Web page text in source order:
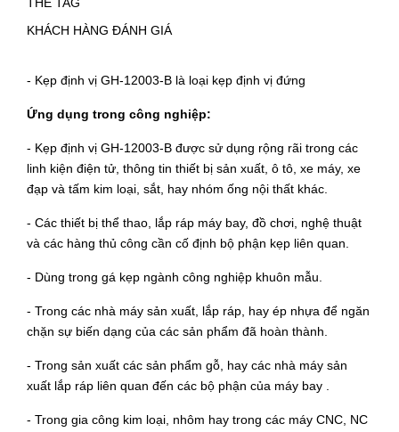
KHÁCH HÀNG ĐÁNH GIÁ
- Kẹp định vị GH-12003-B là loại kẹp định vị đứng
Ứng dụng trong công nghiệp:
- Kẹp định vị GH-12003-B được sử dụng rộng rãi trong các
linh kiện điện tử, thông tin thiết bị sản xuất, ô tô, xe máy, xe
đạp và tấm kim loại, sắt, hay nhóm ống nội thất khác.
- Các thiết bị thể thao, lắp ráp máy bay, đồ chơi, nghệ thuật
và các hàng thủ công cần cố định bộ phận kẹp liên quan.
- Dùng trong gá kẹp ngành công nghiệp khuôn mẫu.
- Trong các nhà máy sản xuất, lắp ráp, hay ép nhựa để ngăn
chặn sự biến dạng của các sản phẩm đã hoàn thành.
- Trong sản xuất các sản phẩm gỗ, hay các nhà máy sản
xuất lắp ráp liên quan đến các bộ phận của máy bay .
- Trong gia công kim loại, nhôm hay trong các máy CNC, NC